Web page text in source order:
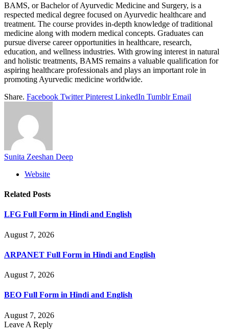
BAMS, or Bachelor of Ayurvedic Medicine and Surgery, is a
respected medical degree focused on Ayurvedic healthcare and
treatment. The course provides in-depth knowledge of traditional
medicine along with modern medical concepts. Graduates can
pursue diverse career opportunities in healthcare, research,
education, and wellness industries. With growing interest in natural
and holistic treatments, BAMS remains a valuable qualification for
aspiring healthcare professionals and plays an important role in
promoting Ayurvedic medicine worldwide.
Share. Facebook Twitter Pinterest LinkedIn Tumblr Email
Sunita Zeeshan Deep
Website
Related Posts
LFG Full Form in Hindi and English
August 7, 2026
ARPANET Full Form in Hindi and English
August 7, 2026
BEO Full Form in Hindi and English
August 7, 2026
Leave A Reply